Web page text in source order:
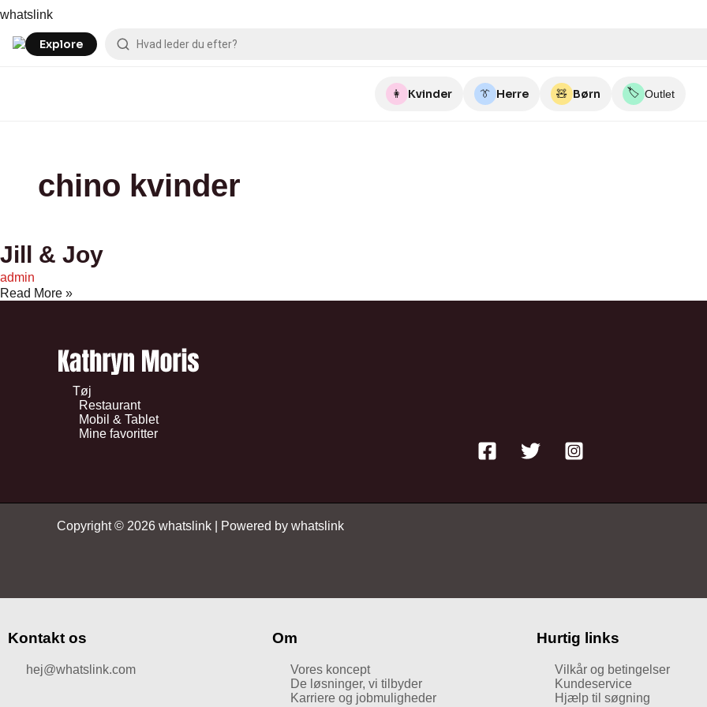
to
content
whatslink
Explore
👩 Kvinder 👔 Herre 🧸 Børn 🏷️ Outlet
chino kvinder
Jill & Joy
admin
&
Joy
Read More »
Tøj
Restaurant
Mobil & Tablet
Mine favoritter
Copyright © 2026 whatslink | Powered by whatslink
Kontakt os
hej@whatslink.com
Om
Vores koncept
De løsninger, vi tilbyder
Karriere og jobmuligheder
Hurtig links
Vilkår og betingelser
Kundeservice
Hjælp til søgning